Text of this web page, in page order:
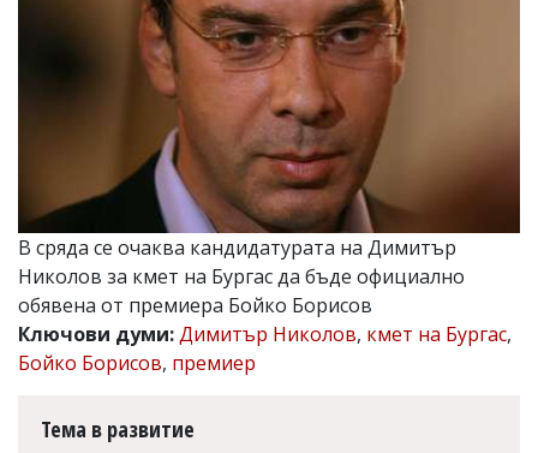
v.vasilev@flagman.bg
k.kassabova@flagman.bg
Главен
редактор:
Иван
Колев,
email:
office@flagman.bg
статиите
В сряда се очаква кандидатурата на Димитър
Николов за кмет на Бургас да бъде официално
обявена от премиера Бойко Борисов
Ключови думи:Димитър Николов, кмет на Бургас,
Бойко Борисов, премиер
Тема в развитие